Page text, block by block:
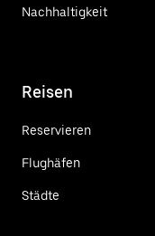
Nachhaltigkeit
Reisen
Reservieren
Flughäfen
Städte